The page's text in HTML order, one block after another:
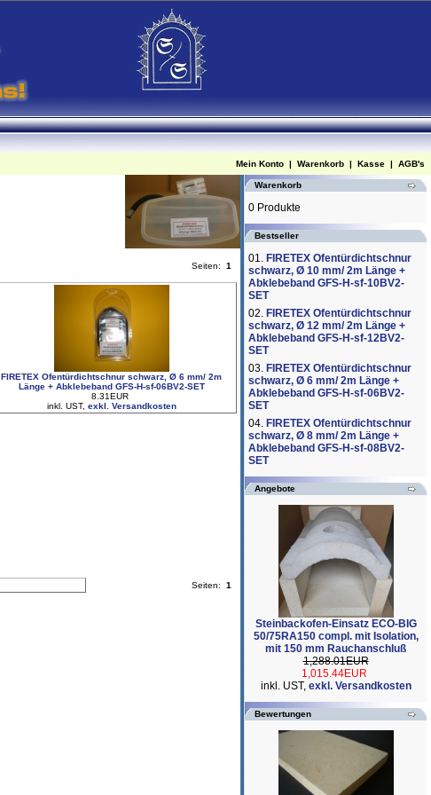
Mein Konto | Warenkorb | Kasse | AGB's
Seiten: 1
FIRETEX Ofentürdichtschnur schwarz, Ø 6 mm/ 2m
Länge + Abklebeband GFS-H-sf-06BV2-SET
8.31EUR
inkl. UST, exkl. Versandkosten
Seiten: 1
Warenkorb
0 Produkte
Bestseller
01. FIRETEX Ofentürdichtschnur
schwarz, Ø 10 mm/ 2m Länge +
Abklebeband GFS-H-sf-10BV2-
SET
02. FIRETEX Ofentürdichtschnur
schwarz, Ø 12 mm/ 2m Länge +
Abklebeband GFS-H-sf-12BV2-
SET
03. FIRETEX Ofentürdichtschnur
schwarz, Ø 6 mm/ 2m Länge +
Abklebeband GFS-H-sf-06BV2-
SET
04. FIRETEX Ofentürdichtschnur
schwarz, Ø 8 mm/ 2m Länge +
Abklebeband GFS-H-sf-08BV2-
SET
Angebote
Steinbackofen-Einsatz ECO-BIG
50/75RA150 compl. mit Isolation,
mit 150 mm Rauchanschluß
1,288.01EUR
1,015.44EUR
inkl. UST, exkl. Versandkosten
Bewertungen